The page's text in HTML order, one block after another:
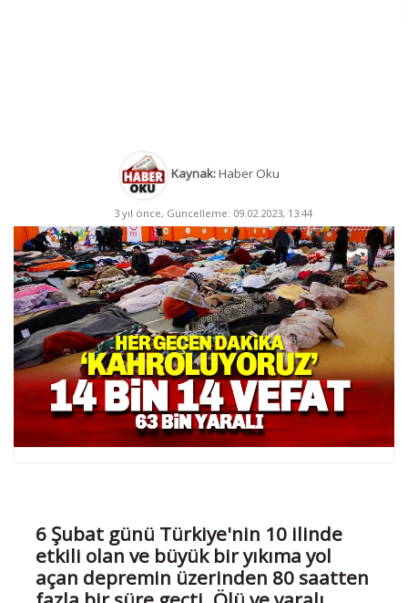
Kaynak:Haber Oku
3 yıl önce, Güncelleme: 09.02.2023, 13:44
6 Şubat günü Türkiye'nin 10 ilinde
etkili olan ve büyük bir yıkıma yol
açan depremin üzerinden 80 saatten